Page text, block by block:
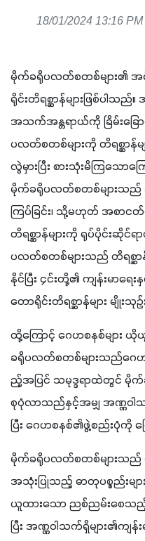
18/01/2024 13:16
မိုက်ခရိုပလတ်စတစ်များ၏ အ
ရိုင်းတိရစ္ဆာန်များဖြစ်ပါသည်
အသက်အန္တရာယ်ကို ခြိမ်းခြ
ပလတ်စတစ်များကို တိရစ္ဆာ
လွဲမှားပြီး စားသုံးမိကြသော
မိုက်ခရိုပလတ်စတစ်များသည်
ကြပ်ခြင်း၊ သို့မဟုတ် အစာင
တိရစ္ဆာန်များကို ရုပ်ပိုင်းဆို
ပလတ်စတစ်များသည် တိရစ္ဆာ
နိုင်ပြီး ၄င်းတို့၏ ကျန်းမာရ
တောရိုင်းတိရစ္ဆာန်များ မျို
ထို့ကြောင့် ဂေဟစနစ်များ ယို
ခရိုပလတ်စတစ်များသည်ဂ
ည့်အပြင် သမုဒ္ဒရာထဲတွင် မို
စုပုံလာသည်နှင့်အမျှ အဏ္ဏဝ
ပြီး ဂေဟစနစ်၏ဖွဲ့စည်းပုံကို ပ
မိုက်ခရိုပလတ်စတစ်များ
အသုံးပြုသည့် ဓာတုပစ္စည်းမ
ယူထားသော ညစ်ညမ်းစေသ
ပြီး အဏ္ဏဝါသက်ရှိများ၏ကျ